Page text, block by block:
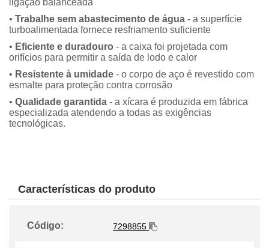
ligação balanceada
• Trabalhe sem abastecimento de água - a superfície
turboalimentada fornece resfriamento suficiente
• Eficiente e duradouro - a caixa foi projetada com
orifícios para permitir a saída de lodo e calor
• Resistente à umidade - o corpo de aço é revestido com
esmalte para proteção contra corrosão
• Qualidade garantida - a xícara é produzida em fábrica
especializada atendendo a todas as exigências
tecnológicas.
Características do produto
Código: 7298855